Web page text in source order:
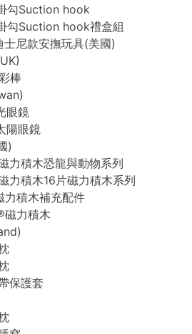
勾Suction hook
勾Suction hook禮盒組
尼款安撫玩具(美國)
棒
眼鏡
陽眼鏡
)
力積木恐龍與動物系列
力積木16片磁力積木系列
力積木補充配件
力積木
保護套